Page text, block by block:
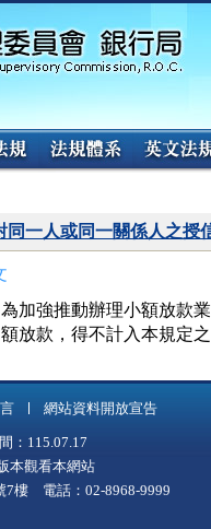
同一人或同一關係人之授
為加強推動辦理小額放款
額放款，得不計入本規定
網站資料開放宣告
：115.07.17
本觀看本網站
7樓 電話：02-8968-9999